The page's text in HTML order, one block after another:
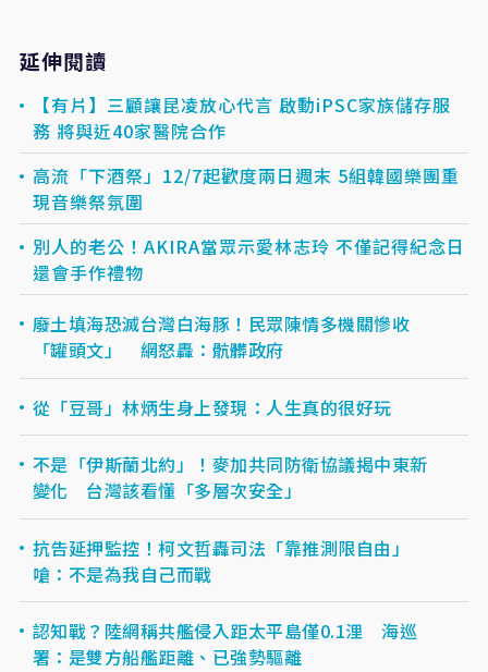
延伸閱讀
【有片】三顧讓昆凌放心代言 啟動iPSC家族儲存服
務 將與近40家醫院合作
高流「下酒祭」12/7起歡度兩日週末 5組韓國樂團重
現音樂祭氛圍
別人的老公！AKIRA當眾示愛林志玲 不僅記得紀念日
還會手作禮物
廢土填海恐滅台灣白海豚！民眾陳情多機關慘收
「罐頭文」 網怒轟：骯髒政府
從「豆哥」林炳生身上發現：人生真的很好玩
不是「伊斯蘭北約」！麥加共同防衛協議揭中東新
變化 台灣該看懂「多層次安全」
抗告延押監控！柯文哲轟司法「靠推測限自由」
嗆：不是為我自己而戰
認知戰？陸網稱共艦侵入距太平島僅0.1浬 海巡
署：是雙方船艦距離、已強勢驅離